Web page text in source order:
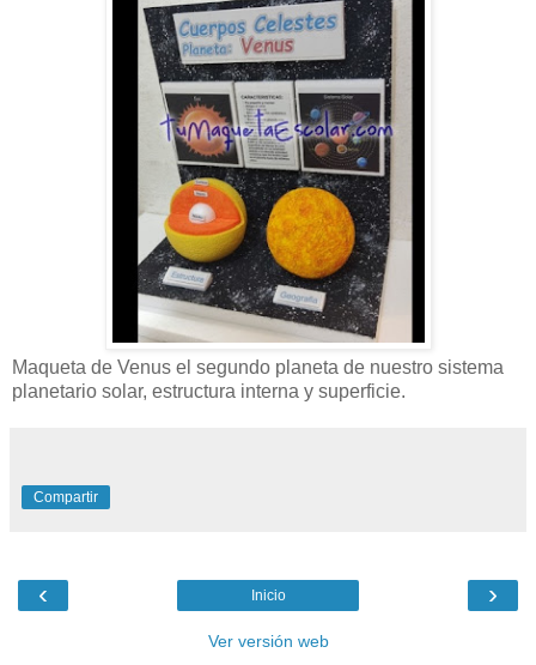
Maqueta de Venus el segundo planeta de nuestro sistema
planetario solar, estructura interna y superficie.
Compartir
‹ ›
Inicio
Ver versión web